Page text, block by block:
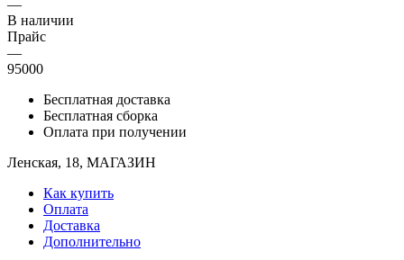
—
В наличии
Прайс
—
95000
Бесплатная доставка
Бесплатная сборка
Оплата при получении
Ленская, 18, МАГАЗИН
Как купить
Оплата
Доставка
Дополнительно